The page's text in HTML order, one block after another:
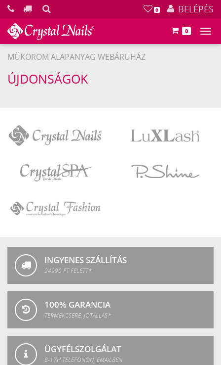
0 BELÉPÉS
0
MŰKÖRÖM ALAPANYAG WEBÁRUHÁZ
ÚJDONSÁGOK
Nails
SPA
INGYENES SZÁLLÍTÁS
24990 FT FELETT*
100% GARANCIA
TERMÉKCSERE, JÓTÁLLÁS*
ÜGYFÉLSZOLGÁLAT
8-17H TELEFONON, EMAILBEN